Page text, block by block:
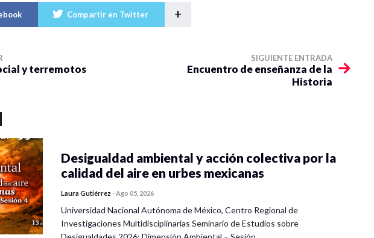
Compartir en Twitter +
y terremotos
SIGUIENTE ENTRADA
Encuentro de enseñanza de la
Historia
Desigualdad ambiental y acción colectiva por la
calidad del aire en urbes mexicanas
Laura Gutiérrez -Ago 05, 2026
Universidad Nacional Autónoma de México, Centro Regional de
Investigaciones Multidisciplinarias Seminario de Estudios sobre